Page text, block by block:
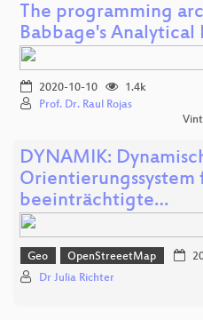
The programming
Babbage's Analytical
2020-10-10
1.4k
Prof. Dr. Raul Rojas
DYNAMIK:
beeinträchtigte…
Geo OpenStreeetMap
Dr Julia Richter